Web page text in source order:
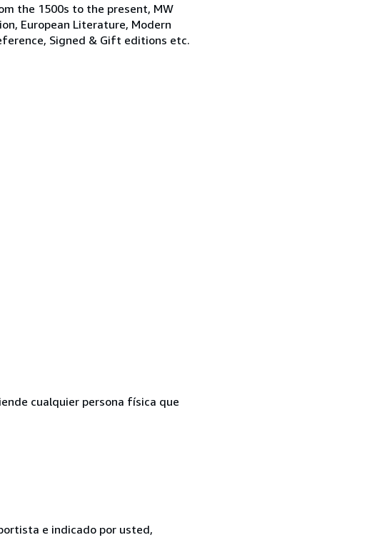
the 1500s to the present, MW
European Literature, Modern
Signed & Gift editions etc.
cualquier persona física que
e indicado por usted,